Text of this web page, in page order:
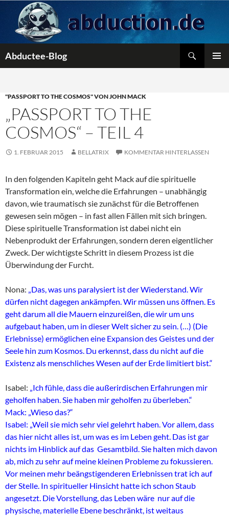
Inhalt
springen
Abductee-Blog
"PASSPORT TO THE COSMOS" VON JOHN MACK
„PASSPORT TO THE
COSMOS“ – TEIL 4
1. FEBRUAR 2015 BELLATRIX KOMMENTAR HINTERLASSEN
In den folgenden Kapiteln geht Mack auf die spirituelle
Transformation ein, welche die Erfahrungen – unabhängig
davon, wie traumatisch sie zunächst für die Betroffenen
gewesen sein mögen – in fast allen Fällen mit sich bringen.
Diese spirituelle Transformation ist dabei nicht ein
Nebenprodukt der Erfahrungen, sondern deren eigentlicher
Zweck. Der wichtigste Schritt in diesem Prozess ist die
Überwindung der Furcht.
Nona: „Das, was uns paralysiert ist der Wiederstand. Wir
dürfen nicht dagegen ankämpfen. Wir müssen uns öffnen. Es
geht darum all die Mauern einzureißen, die wir um uns
aufgebaut haben, um in dieser Welt sicher zu sein. (…) (Die
Erlebnisse) ermöglichen eine Expansion des Geistes und der
Seele hin zum Kosmos. Du erkennst, dass du nicht auf die
Existenz als menschliches Wesen auf der Erde limitiert bist.“
Isabel: „Ich fühle, dass die außerirdischen Erfahrungen mir
geholfen haben. Sie haben mir geholfen zu überleben.“
Mack: „Wieso das?“
Isabel: „Weil sie mich sehr viel gelehrt haben. Vor allem, dass
das hier nicht alles ist, um was es im Leben geht. Das ist gar
nichts im Hinblick auf das Gesamtbild. Sie halten mich davon
ab, mich zu sehr auf meine kleinen Probleme zu fokussieren.
Vor meinen mehr beängstigenderen Erlebnissen trat ich auf
der Stelle. In spiritueller Hinsicht hatte ich schon Staub
angesetzt. Die Vorstellung, das Leben wäre nur auf die
physische, materielle Ebene beschränkt, ist weitaus